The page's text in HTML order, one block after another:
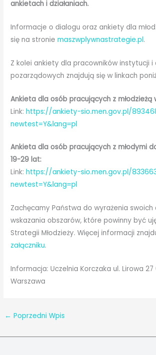
ankietach i działaniach.
Informacje o dialogu oraz ankiety dla
się na stroniemaszwplywnastrategie.pl.
Z kolei ankiety dla pracowników instytucji i
pozarządowych znajdują się w linkach
Ankieta dla osób pracujących z młodzieżą
Link:https://ankiety-sio.men.gov.pl/
newtest=Y&lang=pl
Ankieta dla osób pracujących z młodymi
19-29 lat:
Link:https://ankiety-sio.men.gov.pl/
newtest=Y&lang=pl
Zachęcamy Państwa do wyrażenia swoich
wskazania obszarów, które powinny być
Strategii Młodzieży. Więcej informacji
załączniku.
Informacja: Uczelnia Korczaka ul. Lirowa
Warszawa
← Poprzedni Wpis